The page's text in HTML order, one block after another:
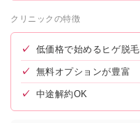
クリニックの特徴
✓ 低価格で始めるヒゲ脱毛
✓ 無料オプションが豊富
✓ 中途解約OK